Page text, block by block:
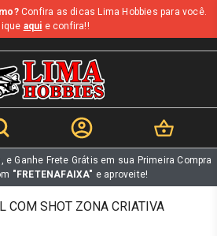
Confira as dicas Lima Hobbies para você.
aqui e confira!!
e Ganhe Frete Grátis em sua Primeira Compra
"FRETENAFAIXA" e aproveite!
COM SHOT ZONA CRIATIVA